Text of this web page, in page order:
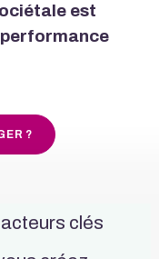
est
performance
?
clés